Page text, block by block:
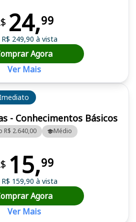
- Conhecimentos Básicos
R$ 2.640,00 Médio
15,99
159,90 à vista
Agora
Ver Mais
24,99
249,90 à vista
Agora
Ver Mais